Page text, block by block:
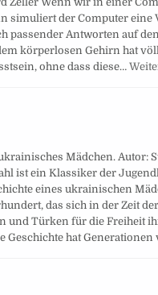
simuliert der Computer eine
passender Antworten auf
körperlosen Gehirn hat
ohne dass diese…
Mädchen. Autor:
ist ein Klassiker der
eines ukrainischen
das sich in der Zeit
und Türken für die Freiheit
Geschichte hat